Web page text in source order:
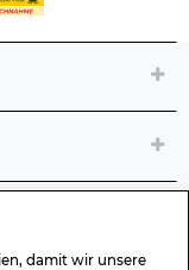
damit wir unsere